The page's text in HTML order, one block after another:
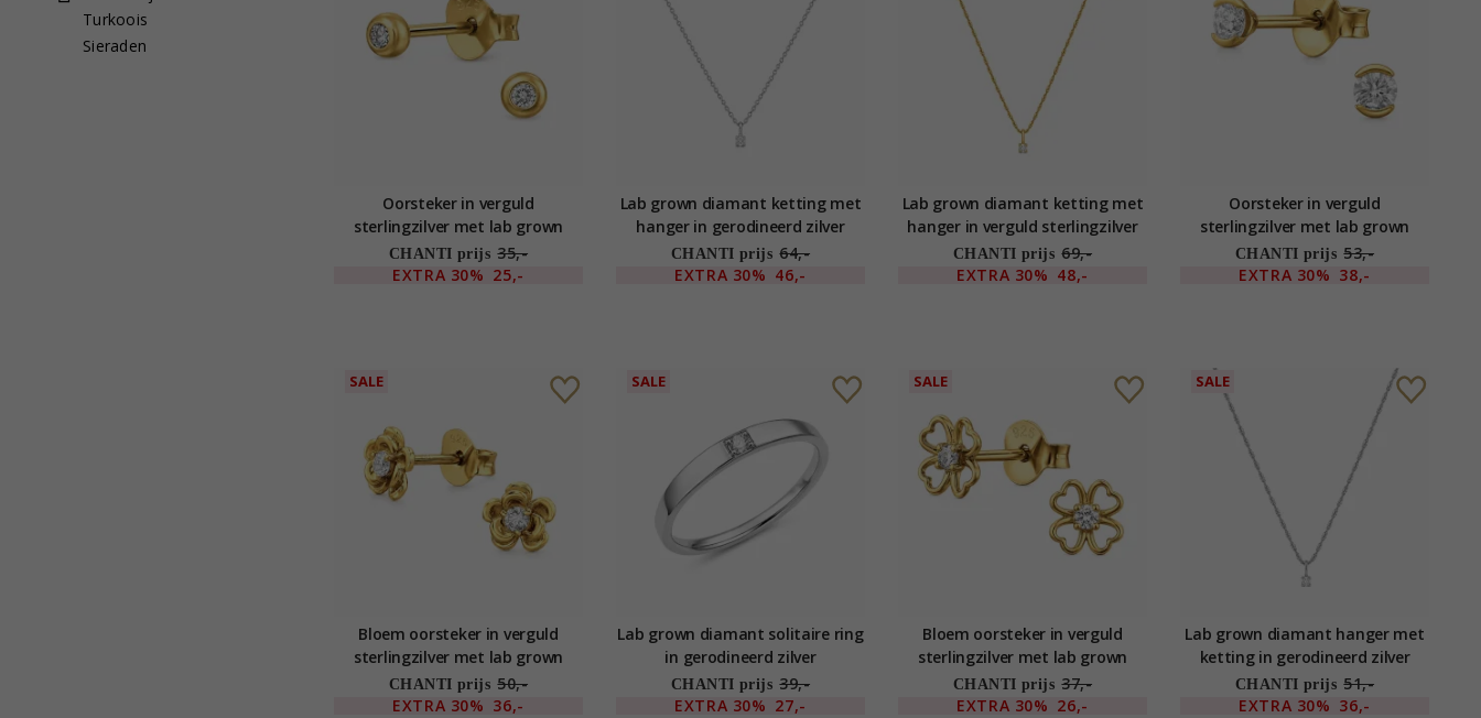
Turkoois
Sieraden
Oorsteker in verguld
sterlingzilver met lab grown
diamant
CHANTI prijs 35,-
EXTRA 30% 25,-
Lab grown diamant ketting met
hanger in gerodineerd zilver
CHANTI prijs 64,-
EXTRA 30% 46,-
Lab grown diamant ketting met
hanger in verguld sterlingzilver
CHANTI prijs 69,-
EXTRA 30% 48,-
Oorsteker in verguld
sterlingzilver met lab grown
diamant
CHANTI prijs 53,-
EXTRA 30% 38,-
SALE
Bloem oorsteker in verguld
sterlingzilver met lab grown
diamant
CHANTI prijs 50,-
EXTRA 30% 36,-
SALE
Lab grown diamant solitaire ring
in gerodineerd zilver
CHANTI prijs 39,-
EXTRA 30% 27,-
SALE
Bloem oorsteker in verguld
sterlingzilver met lab grown
diamant
CHANTI prijs 37,-
EXTRA 30% 26,-
SALE
Lab grown diamant hanger met
ketting in gerodineerd zilver
CHANTI prijs 51,-
EXTRA 30% 36,-